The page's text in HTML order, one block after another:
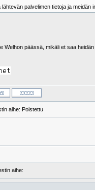
palvelimen tietoja ja
Welhon päässä, mikäli et saa
aihe: Poistettu
aihe: